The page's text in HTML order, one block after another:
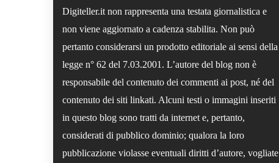
Digiteller.it non rappresenta una testata giornalistica e
non viene aggiornato a cadenza stabilita. Non può
pertanto considerarsi un prodotto editoriale ai sensi della
legge n° 62 del 7.03.2001. L’autore del blog non è
responsabile del contenuto dei commenti ai post, né del
contenuto dei siti linkati. Alcuni testi o immagini inseriti
in questo blog sono tratti da internet e, pertanto,
considerati di pubblico dominio; qualora la loro
pubblicazione violasse eventuali diritti d’autore, vogliate